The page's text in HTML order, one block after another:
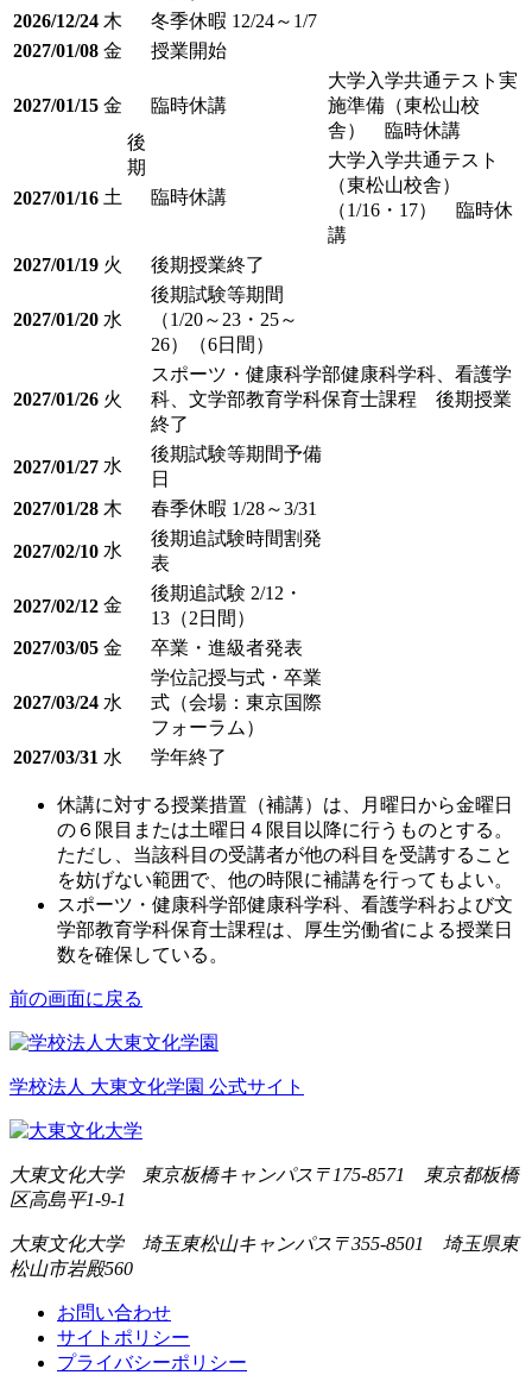
後
期
2026/12/24 木
冬季休暇 12/24～1/7
2027/01/08 金 授業開始
2027/01/15 金 臨時休講
大学入学共通テスト実
施準備（東松山校
舎） 臨時休講
2027/01/16 土 臨時休講
大学入学共通テスト
（東松山校舎）
（1/16・17） 臨時休
講
2027/01/19 火 後期授業終了
2027/01/20 水
後期試験等期間
（1/20～23・25～
26）（6日間）
2027/01/26 火
スポーツ・健康科学部健康科学科、看護学
科、文学部教育学科保育士課程 後期授業
終了
2027/01/27 水
後期試験等期間予備
日
2027/01/28 木 春季休暇 1/28～3/31
2027/02/10 水
後期追試験時間割発
表
2027/02/12 金
後期追試験 2/12・
13（2日間）
2027/03/05 金 卒業・進級者発表
2027/03/24 水
学位記授与式・卒業
式（会場：東京国際
フォーラム）
2027/03/31 水 学年終了
休講に対する授業措置（補講）は、月曜日から金曜日
の６限目または土曜日４限目以降に行うものとする。
ただし、当該科目の受講者が他の科目を受講すること
を妨げない範囲で、他の時限に補講を行ってもよい。
スポーツ・健康科学部健康科学科、看護学科および文
学部教育学科保育士課程は、厚生労働省による授業日
数を確保している。
前の画面に戻る
学校法人 大東文化学園 公式サイト
大東文化大学 東京板橋キャンパス 〒175-8571 東京都板橋
区高島平1-9-1
大東文化大学 埼玉東松山キャンパス 〒355-8501 埼玉県東
松山市岩殿560
お問い合わせ
サイトポリシー
プライバシーポリシー